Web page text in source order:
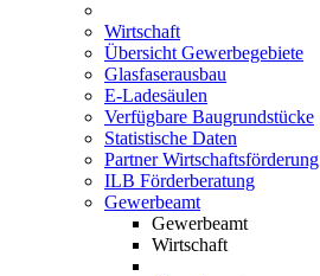
Wirtschaft
Übersicht Gewerbegebiete
Glasfaserausbau
E-Ladesäulen
Verfügbare Baugrundstücke
Statistische Daten
Partner Wirtschaftsförderung
ILB Förderberatung
Gewerbeamt
Gewerbeamt
Wirtschaft